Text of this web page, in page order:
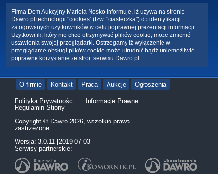
Firma Dom Aukcyjny Mariola Nosko informuje, iż używa na stronie
Dawro.pl technologii "cookies" (tzw. "ciasteczka") do identyfikacji
zalogowanych użytkowników w celu poprawnej prezentacji informacji.
Użytkownik, który nie chce otrzymywać plików cookie, może zmienić
ustawienia swojej przeglądarki. Ostrzegamy iż wyłączenie w
przeglądarce obsługi plików cookie może utrudnić bądź uniemożliwić
poprawne korzystanie ze stron serwisu Dawro.pl .
O firmie Kontakt Praca Aukcje Ogłoszenia
Polityka Prywatności
Informacje Prawne
Regulamin Strony
Copyright © Dawro 2026, wszelkie prawa
zastrzeżone
Wersja: 3.0.11 [2019-07-03]
Serwisy partnerskie: